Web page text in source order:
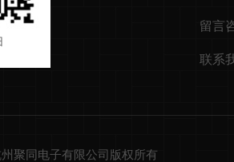
留言
联系
聚同电子有限公司版权所有